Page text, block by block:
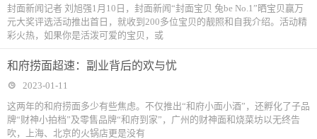
封面新闻记者 刘旭强1月10日，封面新闻“封面宝贝 兔be No.1”晒宝贝赢万
元大奖评选活动推出首日，就收到200多位宝贝的靓照和自我介绍。活动精
彩火热，如果你是活泼可爱的宝贝，或
和府捞面超速：副业背后的欢与忧
2023-01-11
这两年的和府捞面多少有些焦虑。不仅推出“和府小面小酒”，还孵化了子品
牌“财神小拍档”及零售品牌“和府到家”，广州的财神面和烧菜坊以无终告
吹，上海、北京的火锅店更是没有